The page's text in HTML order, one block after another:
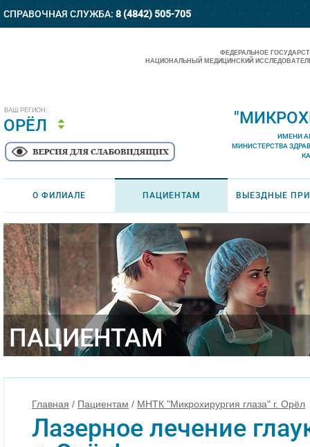
СПРАВОЧНАЯ СЛУЖБА: 8 (4842) 505-705
ВАШ РЕГИОН:
ОРЁЛ
ФЕДЕРАЛЬНОЕ
НАЦИОНАЛЬНЫЙ МЕДИЦИНСКИЙ
ИМЕНИ
МИНИСТЕРСТВА
О ФИЛИАЛЕ ПАЦИЕНТАМ ВЫЕЗДНЫЕ
ПАЦИЕНТАМ
Главная / Пациентам / МНТК "Микрохирургия глаза" г. Орёл
Лазерное лечение